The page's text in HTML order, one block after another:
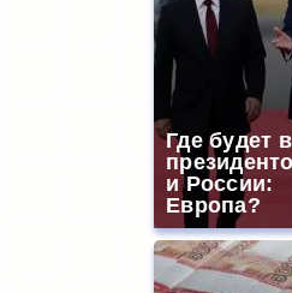
Где будет
и России:
Европа?